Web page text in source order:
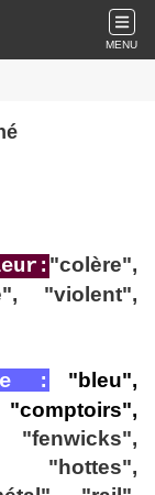
MENU
"colère",
"violent",
:
"bleu",
"hottes",